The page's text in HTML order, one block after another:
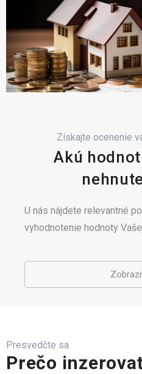
Získajte ocenenie
Akú
U nás nájdete relevantné
vyhodnotenie hodnoty
Presvedčte sa.
Prečo